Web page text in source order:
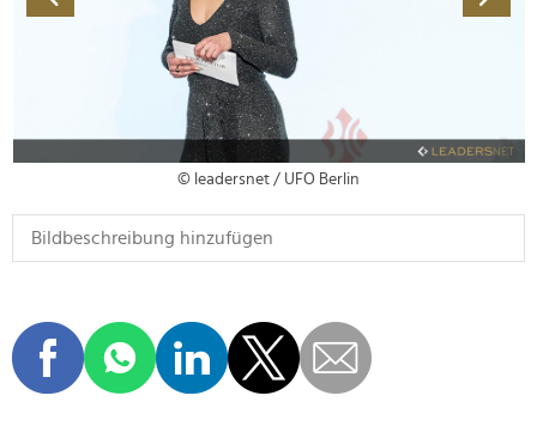
© leadersnet / UFO Berlin